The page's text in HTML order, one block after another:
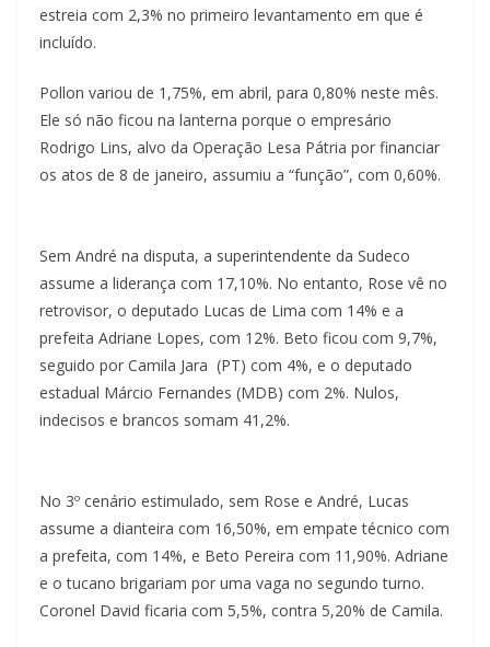
estreia com 2,3% no primeiro levantamento em que é
incluído.
Pollon variou de 1,75%, em abril, para 0,80% neste mês.
Ele só não ficou na lanterna porque o empresário
Rodrigo Lins, alvo da Operação Lesa Pátria por financiar
os atos de 8 de janeiro, assumiu a “função”, com 0,60%.
Sem André na disputa, a superintendente da Sudeco
assume a liderança com 17,10%. No entanto, Rose vê no
retrovisor, o deputado Lucas de Lima com 14% e a
prefeita Adriane Lopes, com 12%. Beto ficou com 9,7%,
seguido por Camila Jara (PT) com 4%, e o deputado
estadual Márcio Fernandes (MDB) com 2%. Nulos,
indecisos e brancos somam 41,2%.
No 3º cenário estimulado, sem Rose e André, Lucas
assume a dianteira com 16,50%, em empate técnico com
a prefeita, com 14%, e Beto Pereira com 11,90%. Adriane
e o tucano brigariam por uma vaga no segundo turno.
Coronel David ficaria com 5,5%, contra 5,20% de Camila.